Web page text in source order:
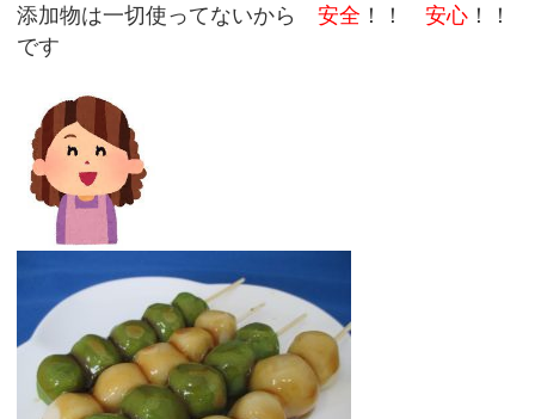
添加物は一切使ってないから安全 ！！安心 ！！
です